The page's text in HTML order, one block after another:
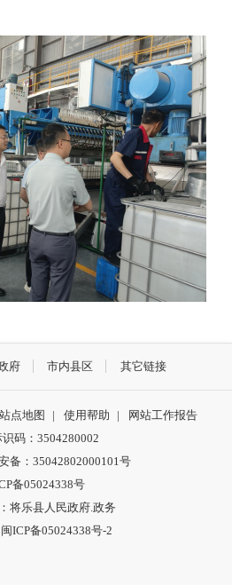
府 市内县区 其它链接
站点地图 | 使用帮助 |
网站工作报告
识码：3504280002
备：35042802000101号
备05024338号
将乐县人民政府.政务
ICP备05024338号-2